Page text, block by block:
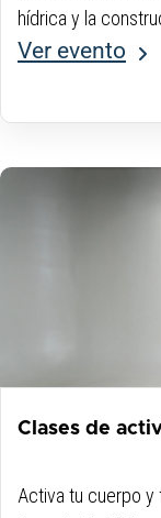
hídrica y la
Ver evento
Clases de
Activa tu cuerpo